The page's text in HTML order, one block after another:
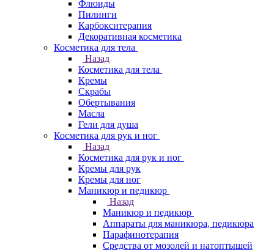
Флюиды
Пилинги
Карбокситерапия
Декоративная косметика
Косметика для тела
Назад
Косметика для тела
Кремы
Скрабы
Обертывания
Масла
Гели для душа
Косметика для рук и ног
Назад
Косметика для рук и ног
Кремы для рук
Кремы для ног
Маникюр и педикюр
Назад
Маникюр и педикюр
Аппараты для маникюра, педикюра
Парафинотерапия
Средства от мозолей и натоптышей